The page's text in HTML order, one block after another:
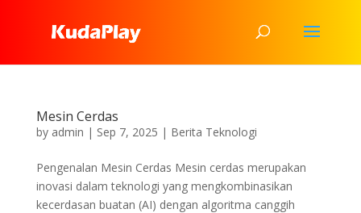
Mesin Cerdas
by admin | Sep 7, 2025 | Berita Teknologi
Pengenalan Mesin Cerdas Mesin cerdas merupakan
inovasi dalam teknologi yang mengkombinasikan
kecerdasan buatan (AI) dengan algoritma canggih